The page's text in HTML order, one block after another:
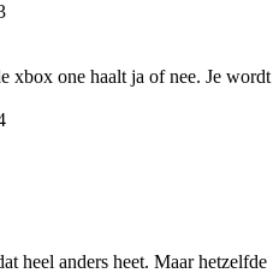
xbox one haalt ja of nee. Je wordt
heel anders heet. Maar hetzelfde